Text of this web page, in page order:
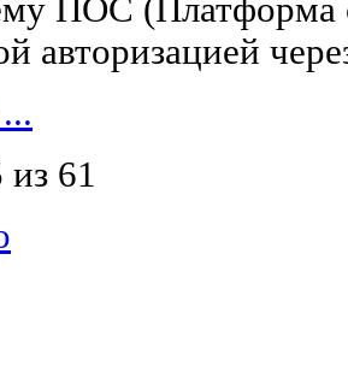
ПОС (Платформа
авторизацией
61